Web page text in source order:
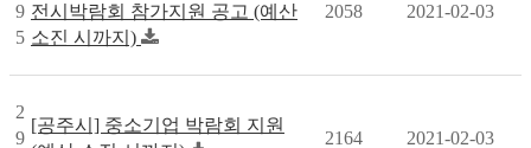
9
5
전시박람회 참가지원 공고 (예산
소진 시까지)
2058 2021-02-03
2
9
[공주시] 중소기업 박람회 지원
2164 2021-02-03